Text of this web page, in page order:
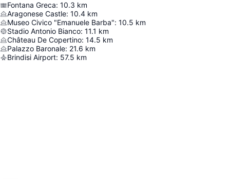
Fontana Greca: 10.3 km
Aragonese Castle: 10.4 km
Museo Civico "Emanuele Barba": 10.5 km
Stadio Antonio Bianco: 11.1 km
Château De Copertino: 14.5 km
Palazzo Baronale: 21.6 km
Brindisi Airport: 57.5 km